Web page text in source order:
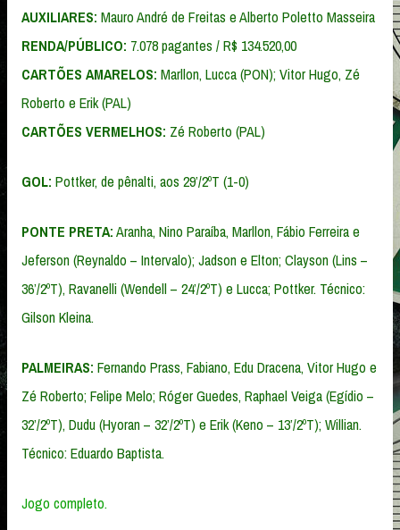
AUXILIARES: Mauro André de Freitas e Alberto Poletto Masseira
RENDA/PÚBLICO: 7.078 pagantes / R$ 134.520,00
CARTÕES AMARELOS: Marllon, Lucca (PON); Vitor Hugo, Zé
Roberto e Erik (PAL)
CARTÕES VERMELHOS: Zé Roberto (PAL)
GOL: Pottker, de pênalti, aos 29’/2ºT (1-0)
PONTE PRETA:Aranha, Nino Paraíba, Marllon, Fábio Ferreira e
Jeferson (Reynaldo – Intervalo); Jadson e Elton; Clayson (Lins –
36’/2ºT), Ravanelli (Wendell – 24’/2ºT) e Lucca; Pottker. Técnico:
Gilson Kleina.
PALMEIRAS: Fernando Prass, Fabiano, Edu Dracena, Vitor Hugo e
Zé Roberto; Felipe Melo; Róger Guedes, Raphael Veiga (Egídio –
32’/2ºT), Dudu (Hyoran – 32’/2ºT) e Erik (Keno – 13’/2ºT); Willian.
Técnico: Eduardo Baptista.
Jogo completo.